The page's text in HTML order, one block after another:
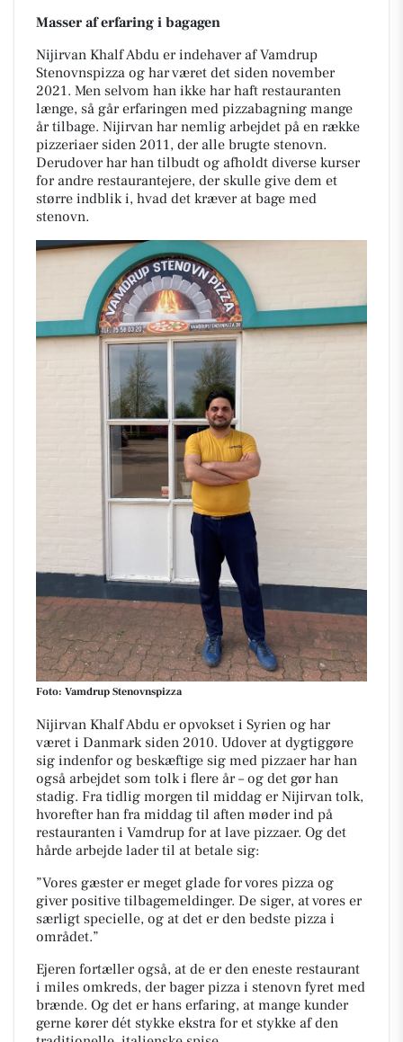
Masser af erfaring i bagagen
Nijirvan Khalf Abdu er indehaver af Vamdrup
Stenovnspizza og har været det siden november
2021. Men selvom han ikke har haft restauranten
længe, så går erfaringen med pizzabagning mange
år tilbage. Nijirvan har nemlig arbejdet på en række
pizzeriaer siden 2011, der alle brugte stenovn.
Derudover har han tilbudt og afholdt diverse kurser
for andre restaurantejere, der skulle give dem et
større indblik i, hvad det kræver at bage med
stenovn.
Foto: Vamdrup Stenovnspizza
Nijirvan Khalf Abdu er opvokset i Syrien og har
været i Danmark siden 2010. Udover at dygtiggøre
sig indenfor og beskæftige sig med pizzaer har han
også arbejdet som tolk i flere år – og det gør han
stadig. Fra tidlig morgen til middag er Nijirvan tolk,
hvorefter han fra middag til aften møder ind på
restauranten i Vamdrup for at lave pizzaer. Og det
hårde arbejde lader til at betale sig:
”Vores gæster er meget glade for vores pizza og
giver positive tilbagemeldinger. De siger, at vores er
særligt specielle, og at det er den bedste pizza i
området.”
Ejeren fortæller også, at de er den eneste restaurant
i miles omkreds, der bager pizza i stenovn fyret med
brænde. Og det er hans erfaring, at mange kunder
gerne kører dét stykke ekstra for et stykke af den